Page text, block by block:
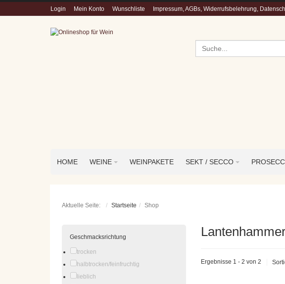
Login Mein Konto Wunschliste Impressum, AGBs, Widerrufsbelehrung,
HOME WEINE WEINPAKETE SEKT / SECCO
Aktuelle Seite: Startseite Shop
Ergebnisse 1 - 2 von 2
Geschmacksrichtung
trocken
halbtrocken/feinfruchtig
lieblich